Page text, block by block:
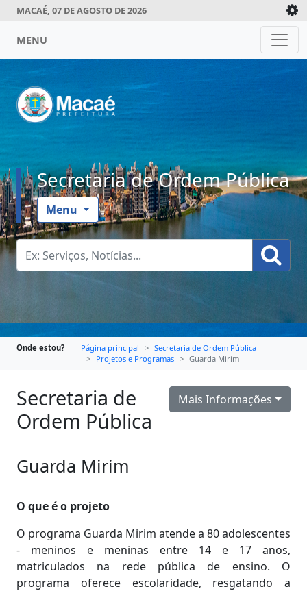
MACAÉ, 07 DE AGOSTO DE 2026
MENU
Secretaria de Ordem Pública
Menu
Onde estou? Página principal
Secretaria de Ordem Pública
Projetos e Programas
Guarda Mirim
Mais Informações
Secretaria de
Ordem Pública
Guarda Mirim
O que é o projeto
O programa Guarda Mirim atende a 80 adolescentes
- meninos e meninas entre 14 e 17 anos,
matriculados na rede pública de ensino. O
programa oferece escolaridade, resgatando a